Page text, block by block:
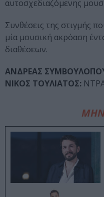
αυτοσχεδιαζόμενης
Συνθέσεις της στιγμής
μία μουσική ακρόαση
διαθέσεων.
ΑΝΔΡΕΑΣ
ΝΙΚΟΣ ΤΟΥΛΙΑΤΟΣ:
ΜΗΝ